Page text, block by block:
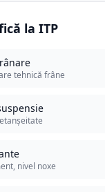
la ITP
tehnică frâne
nivel noxe